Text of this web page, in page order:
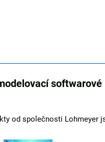
softwarové
od společnosti Lohmeyer